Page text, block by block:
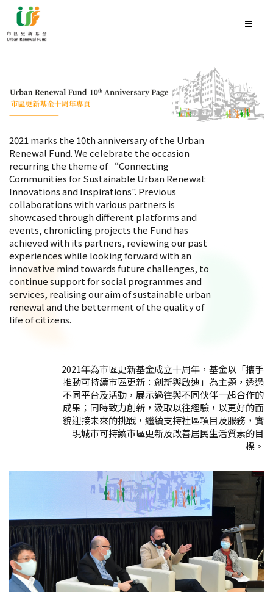
2021 marks the 10th anniversary of the Urban
Renewal Fund. We celebrate the occasion
recurring the theme of “Connecting
Communities for Sustainable Urban Renewal:
Innovations and Inspirations". Previous
collaborations with various partners is
showcased through different platforms and
events, chronicling projects the Fund has
achieved with its partners, reviewing our past
experiences while looking forward with an
innovative mind towards future challenges, to
continue support for social programmes and
services, realising our aim of sustainable urban
renewal and the betterment of the quality of
life of citizens.
2021年為市區更新基金成立十周年，基金以「攜手
推動可持續市區更新：創新與啟迪」為主題，透過
不同平台及活動，展示過往與不同伙伴一起合作的
成果；同時致力創新，汲取以往經驗，以更好的面
貌迎接未來的挑戰，繼續支持社區項目及服務，實
現城市可持續市區更新及改善居民生活質素的目
標。